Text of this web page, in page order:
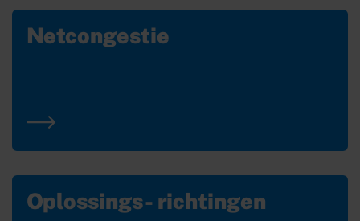
Netcongestie
Oplossings- richtingen